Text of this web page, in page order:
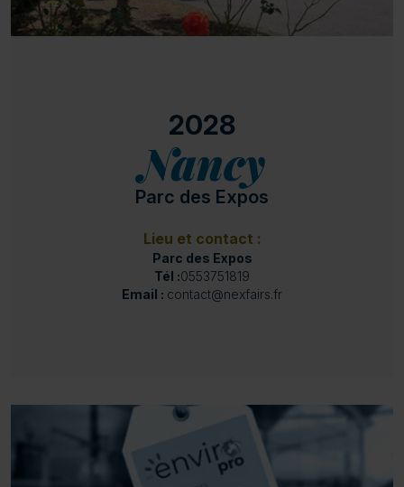
2028
Nancy
Parc des Expos
Lieu et contact :
Parc des Expos
Tél :0553751819
Email : contact@nexfairs.fr